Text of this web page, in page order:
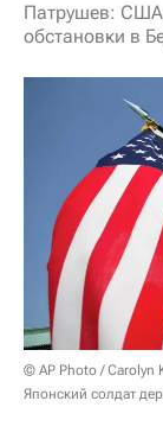
Патрушев: США
обстановки в
© AP Photo / Carolyn
Японский солдат